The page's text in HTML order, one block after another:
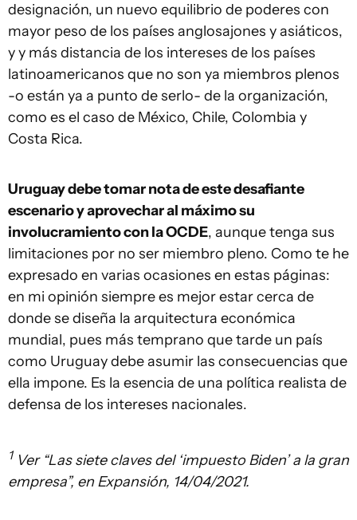
designación, un nuevo equilibrio de poderes con
mayor peso de los países anglosajones y asiáticos,
y y más distancia de los intereses de los países
latinoamericanos que no son ya miembros plenos
-o están ya a punto de serlo- de la organización,
como es el caso de México, Chile, Colombia y
Costa Rica.
Uruguay debe tomar nota de este desafiante
escenario y aprovechar al máximo su
involucramiento con la OCDE, aunque tenga sus
limitaciones por no ser miembro pleno. Como te he
expresado en varias ocasiones en estas páginas:
en mi opinión siempre es mejor estar cerca de
donde se diseña la arquitectura económica
mundial, pues más temprano que tarde un país
como Uruguay debe asumir las consecuencias que
ella impone. Es la esencia de una política realista de
defensa de los intereses nacionales.
1Ver “Las siete claves del ‘impuesto Biden’ a la gran
empresa”, en Expansión, 14/04/2021.